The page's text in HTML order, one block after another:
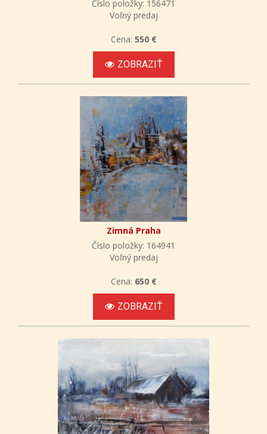
Číslo položky: 156471
Voľný predaj
Cena: 550 €
ZOBRAZIŤ
Zimná Praha
Číslo položky: 164941
Voľný predaj
Cena: 650 €
ZOBRAZIŤ